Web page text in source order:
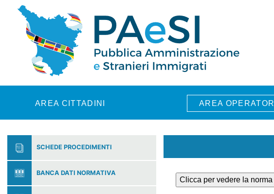
Skip to main content
AREA CITTADINI AREA OPERATORI
SCHEDE PROCEDIMENTI
BANCA DATI NORMATIVA
Clicca per vedere la norma